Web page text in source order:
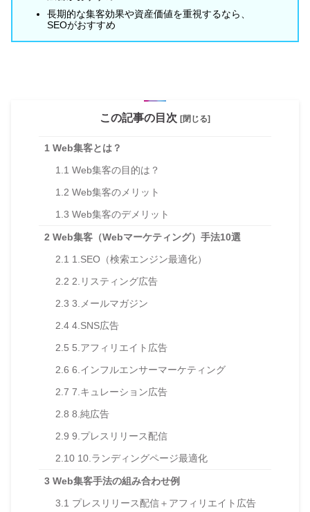
長期的な集客効果や資産価値を重視するなら、
SEOがおすすめ
この記事の目次 [閉じる]
1 Web集客とは？
1.1 Web集客の目的は？
1.2 Web集客のメリット
1.3 Web集客のデメリット
2 Web集客（Webマーケティング）手法10選
2.1 1.SEO（検索エンジン最適化）
2.2 2.リスティング広告
2.3 3.メールマガジン
2.4 4.SNS広告
2.5 5.アフィリエイト広告
2.6 6.インフルエンサーマーケティング
2.7 7.キュレーション広告
2.8 8.純広告
2.9 9.プレスリリース配信
2.10 10.ランディングページ最適化
3 Web集客手法の組み合わせ例
3.1 プレスリリース配信＋アフィリエイト広告